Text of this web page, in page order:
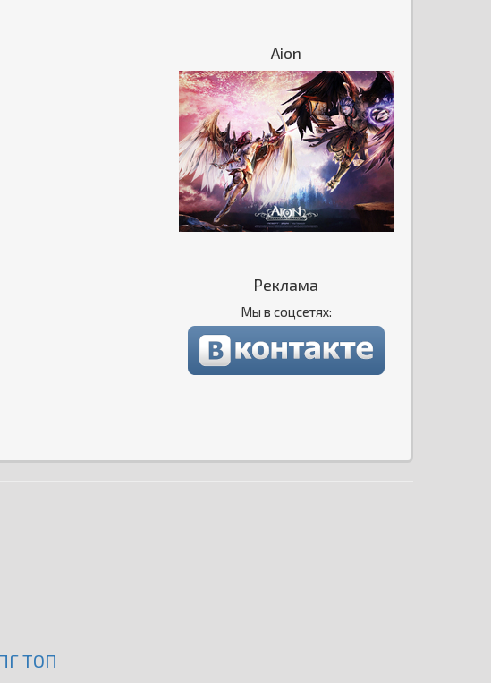
Aion
Реклама
Мы в соцсетях:
ТОП